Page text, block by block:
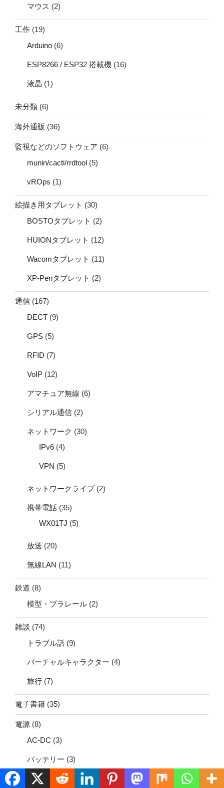
マウス (2)
工作 (19)
Arduino (6)
ESP8266 / ESP32 搭載機 (16)
液晶 (1)
未分類 (6)
海外通販 (36)
監視などのソフトウェア (6)
munin/cacti/rrdtool (5)
vROps (1)
絵描き用タブレット (30)
BOSTOタブレット (2)
HUIONタブレット (12)
Wacomタブレット (11)
XP-Penタブレット (2)
通信 (167)
DECT (9)
GPS (5)
RFID (7)
VoIP (12)
アマチュア無線 (6)
シリアル通信 (2)
ネットワーク (30)
IPv6 (4)
VPN (5)
ネットワークライブ (2)
携帯電話 (35)
WX01TJ (5)
放送 (20)
無線LAN (11)
鉄道 (8)
模型・プラレール (2)
雑談 (74)
トラブル話 (9)
バーチャルキャラクター (4)
旅行 (7)
電子書籍 (35)
電源 (8)
AC-DC (3)
バッテリー (3)